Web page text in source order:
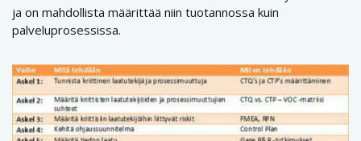
ja on mahdollista määrittää niin tuotannossa kuin
palveluprosessissa.